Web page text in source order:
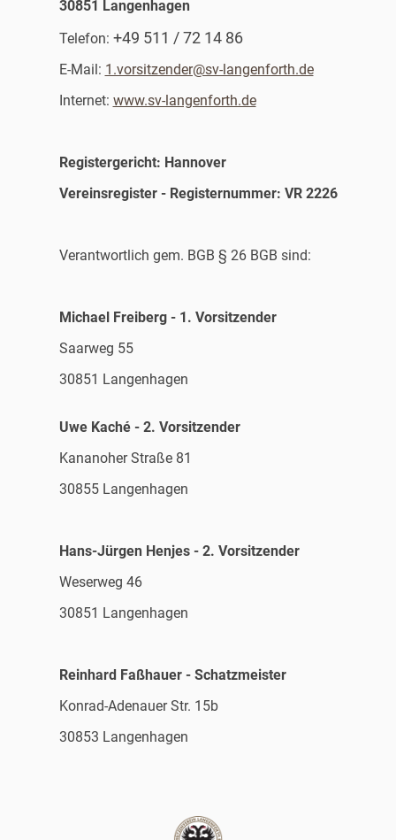
30851 Langenhagen
Telefon: +49 511 / 72 14 86
E-Mail: 1.vorsitzender@sv-langenforth.de
Internet: www.sv-langenforth.de
Registergericht: Hannover
Vereinsregister - Registernummer: VR 2226
Verantwortlich gem. BGB § 26 BGB sind:
Michael Freiberg - 1. Vorsitzender
Saarweg 55
30851 Langenhagen
Uwe Kaché - 2. Vorsitzender
Kananoher Straße 81
30855 Langenhagen
Hans-Jürgen Henjes - 2. Vorsitzender
Weserweg 46
30851 Langenhagen
Reinhard Faßhauer - Schatzmeister
Konrad-Adenauer Str. 15b
30853 Langenhagen